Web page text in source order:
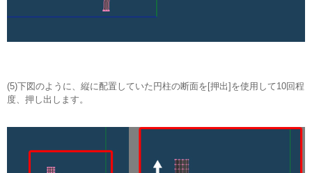
(5)下図のように、縦に配置していた円柱の断面を[押出]を使用して10回程
度、押し出します。